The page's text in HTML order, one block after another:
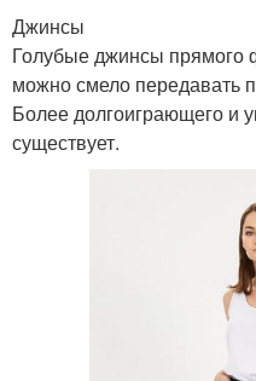
Джинсы
Голубые джинсы прямого
можно смело передавать
Более долгоиграющего и
существует.